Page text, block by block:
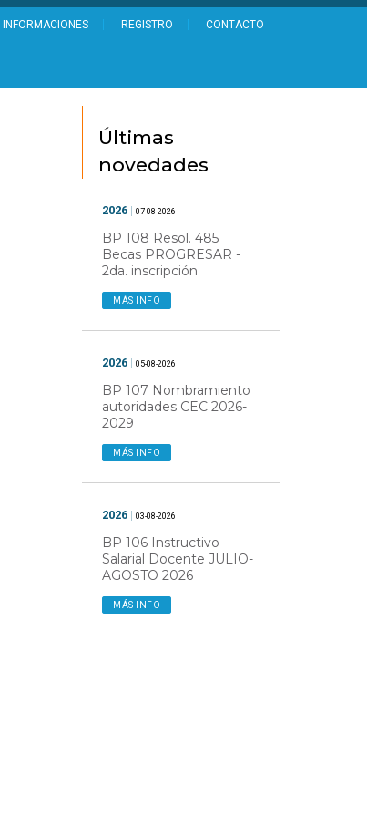
INFORMACIONES REGISTRO CONTACTO
Últimas
novedades
2026 | 07-08-2026
BP 108 Resol. 485
Becas PROGRESAR -
2da. inscripción
MÁS INFO
2026 | 05-08-2026
BP 107 Nombramiento
autoridades CEC 2026-
2029
MÁS INFO
2026 | 03-08-2026
BP 106 Instructivo
Salarial Docente JULIO-
AGOSTO 2026
MÁS INFO